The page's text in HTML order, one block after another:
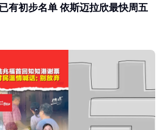
有初步名单 依斯迈拉欣最快周五